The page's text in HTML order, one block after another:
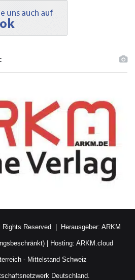
Rights Reserved | Herausgeber: ARKM
| Hosting: ARKM.cloud
- Mittelstand Schweiz
Deutschland.